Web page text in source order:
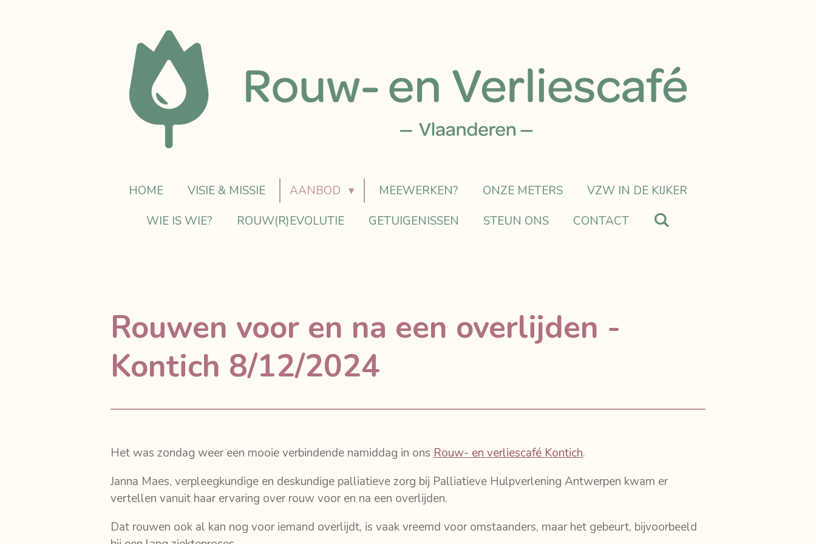
HOME VISIE & MISSIE AANBOD MEEWERKEN? ONZE METERS
VZW IN DE KIJKER
WIE IS WIE?
ROUW(R)EVOLUTIE GETUIGENISSEN STEUN ONS CONTACT
Rouwen voor en na een overlijden -
Kontich 8/12/2024
Het was zondag weer een mooie verbindende namiddag in ons Rouw- en verliescafé Kontich.
Janna Maes, verpleegkundige en deskundige palliatieve zorg bij Palliatieve Hulpverlening Antwerpen kwam er
vertellen vanuit haar ervaring over rouw voor en na een overlijden.
Dat rouwen ook al kan nog voor iemand overlijdt, is vaak vreemd voor omstaanders, maar het gebeurt, bijvoorbeeld